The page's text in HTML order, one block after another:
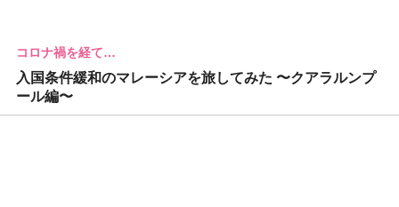
コロナ禍を経て…
入国条件緩和のマレーシアを旅してみた 〜クアラルンプ
ール編〜